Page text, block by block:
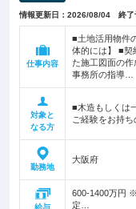
情報更新日：2026/08/04 終
仕事内容
■土地活用物件
体的には】 ■契
た施工図面の
事務所の指導…
対象と
なる方
■木造もしくは
ご経験をお持ち
勤務地
大阪府
給与
600-1400万円
定…